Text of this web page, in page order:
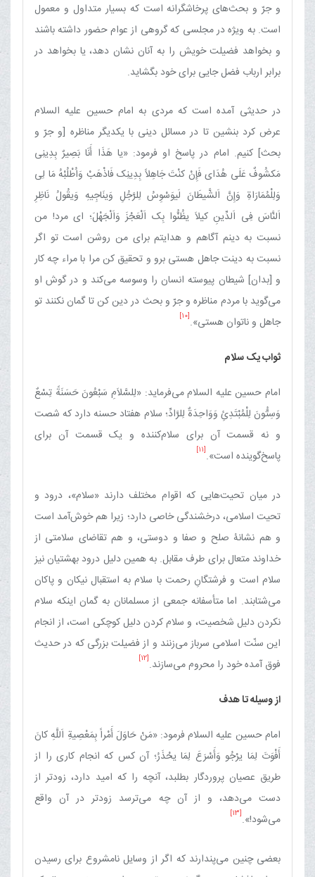
و جرّ و بحث‌های پرخاشگرانه است که بسیار متداول و معمول
است. به ‌ویژه در مجلسی که گروهی از عوام حضور داشته باشند
و بخواهد فضیلت خویش را به آنان نشان دهد، یا بخواهد در
برابر ارباب فضل جایی برای خود بگشاید.
در حدیثی آمده است که مردی به امام حسین علیه السلام
عرض کرد بنشین تا در مسائل دینی با یکدیگر مناظره [و جرّ و
بحث] کنیم. امام در پاسخ او فرمود: «یا هَذَا أَنَا بَصِیرٌ بِدِینِی
مَکشُوفٌ عَلَی هُدَای فَإِنْ کنْتَ جَاهِلاً بِدِینِک فَاذْهَبْ وَاُطْلُبْهُ مَا لِی
وَلِلْمُمَارَاةِ وَإِنَّ اَلشَّیطَانَ لَیوَسْوِسُ لِلرَّجُلِ وَینَاجِیهِ وَیقُولُ نَاظِرِ
اَلنَّاسَ فِی اَلدِّینِ کیلاَ یظُنُّوا بِک اَلْعَجْزَ وَاَلْجَهْلَ؛ ای مرد! من
نسبت به دینم آگاهم و هدایتم برای من روشن است تو اگر
نسبت به دینت جاهل هستی برو و تحقیق کن مرا با مراء چه‌ کار
و [بدان] شیطان پیوسته انسان را وسوسه می‌کند و در گوش او
می‌گوید با مردم مناظره و جرّ و بحث در دین کن تا گمان نکنند تو
جاهل و ناتوان هستی».[10]
ثواب یک سلام
امام حسین علیه السلام می‌فرماید: «لِلسَّلاَمِ سَبْعُونَ حَسَنَةً تِسْعٌ
وَسِتُّونَ لِلْمُبْتَدِئِ وَوَاحِدَةٌ لِلرَّادِّ؛ سلام هفتاد حسنه دارد که شصت
و نه قسمت آن برای سلام‌کننده و یک قسمت آن برای
پاسخ‌گوینده است».[11]
در میان تحیت‌هایی که اقوام مختلف دارند «سلام»، درود و
تحیت اسلامی، درخشندگی خاصی دارد؛ زیرا هم خوش‌آمد است
و هم نشانۀ صلح و صفا و دوستی، و هم تقاضای سلامتی از
خداوند متعال برای طرف مقابل. به همین دلیل درود بهشتیان نیز
سلام است و فرشتگانِ رحمت با سلام به استقبال نیکان و پاکان
می‌شتابند. اما متأسفانه جمعی از مسلمانان به گمان اینکه سلام
نکردن دلیل شخصیت، و سلام کردن دلیل کوچکی است، از انجام
این سنّت اسلامی سرباز می‌زنند و از فضیلت بزرگی که در حدیث
فوق آمده خود را محروم می‌سازند.[12]
از وسیله تا هدف
امام حسین علیه السلام فرمود: «مَنْ حَاوَلَ أَمْراً بِمَعْصِیةِ اَللَّهِ کانَ
أَفْوَتَ لِمَا یرْجُو وَأَسْرَعَ لِمَا یحْذَرُ؛ آن کس که انجام کاری را از
طریق عصیان پروردگار بطلبد، آنچه را که امید دارد، زودتر از
دست می‌دهد، و از آن چه می‌ترسد زودتر در آن واقع
می‌شود!».[13]
بعضی چنین می‌پندارند که اگر از وسایل نامشروع برای رسیدن